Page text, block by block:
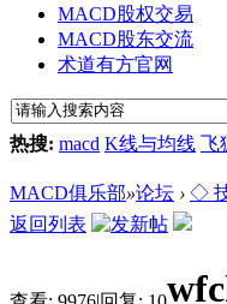
MACD股权交易
MACD股东交流
术道有方官网
热搜: macd K线与均线 飞
MACD俱乐部»论坛 › ◇
返回列表